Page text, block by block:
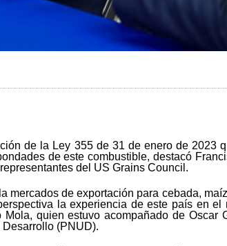
de la Ley 355 de 31 de enero de 2023
de este combustible, destacó
del US Grains Council.
de exportación para cebada,
la experiencia de este país en
quien estuvo acompañado de Oscar
(PNUD).